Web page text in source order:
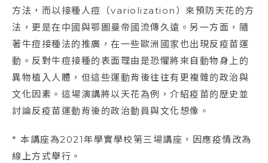
方法，而以接種人痘（variolization）來預防天花的方
法，更是在中國與鄂圖曼帝國流傳久遠。另一方面，隨
著牛痘接種法的推廣，在一些歐洲國家也出現反疫苗運
動。反對牛痘接種的表面理由是恐懼將來自動物身上的
異物植入人體，但這些運動背後往往有更複雜的政治與
文化因素。這場演講將以天花為例，介紹疫苗的歷史並
討論反疫苗運動背後的政治動員與文化想像。
* 本講座為2021年學實學校第三場講座，因應疫情改為
線上方式舉行。